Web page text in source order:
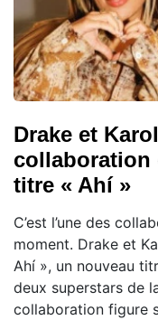
Drake et
collaboration
titre « Ahí »
C’est l’une des
moment. Drake et
Ahí », un nouveau
deux superstars de
collaboration figure